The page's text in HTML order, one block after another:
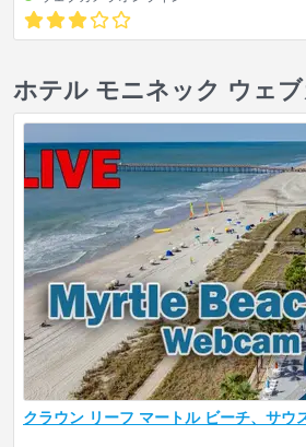
ホテル モニネック ウェ
クラウン リーフ マートル ビーチ、サウ